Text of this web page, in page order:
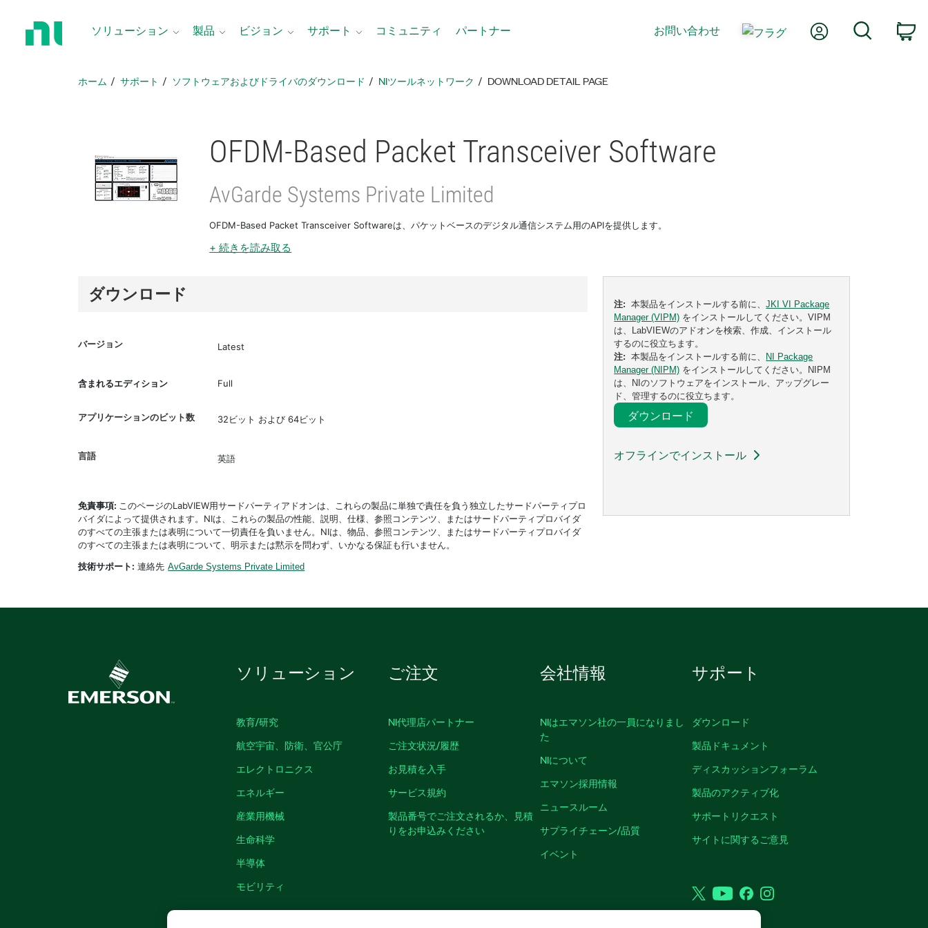
ソリューション 製品 ビジョン サポート コミュニティ パートナー お問い合わせ Myアカウント
ホーム サポート ソフトウェアおよびドライバのダウンロード NIツールネットワーク DOWNLOAD DETAIL PAGE
OFDM-Based Packet Transceiver Software
AvGarde Systems Private Limited
OFDM-Based Packet Transceiver Softwareは、パケットベースのデジタル通信システム用のAPIを提供します。
+ 続きを読み取る
ダウンロード
バージョン Latest
含まれるエディション Full
アプリケーションのビット数 32ビット および 64ビット
言語 英語
免責事項: このページのLabVIEW用サードパーティアドオンは、これらの製品に単独で責任を負う独立したサードパーティプロ
バイダによって提供されます。NIは、これらの製品の性能、説明、仕様、参照コンテンツ、またはサードパーティプロバイダ
のすべての主張または表明について一切責任を負いません。NIは、物品、参照コンテンツ、またはサードパーティプロバイダ
のすべての主張または表明について、明示または黙示を問わず、いかなる保証も行いません。
技術サポート: 連絡先 AvGarde Systems Private Limited
注:本製品をインストールする前に、JKI VI Package
Manager (VIPM) をインストールしてください。VIPM
は、LabVIEWのアドオンを検索、作成、インストール
するのに役立ちます。
注:本製品をインストールする前に、 NI Package
Manager (NIPM) をインストールしてください。NIPM
は、NIのソフトウェアをインストール、アップグレー
ド、管理するのに役立ちます。
ダウンロード
オフラインでインストール
ソリューション
教育/研究
航空宇宙、防衛、官公庁
エレクトロニクス
エネルギー
産業用機械
生命科学
半導体
モビリティ
ご注文
NI代理店パートナー
ご注文状況/履歴
お見積を入手
サービス規約
製品番号でご注文されるか、見積
りをお申込みください
会社情報
NIはエマソン社の一員になりまし
た
NIについて
エマソン採用情報
ニュースルーム
サプライチェーン/品質
イベント
サポート
ダウンロード
製品ドキュメント
ディスカッションフォーラム
製品のアクティブ化
サポートリクエスト
サイトに関するご意見
TwitterYouTubeFacebookInstagram